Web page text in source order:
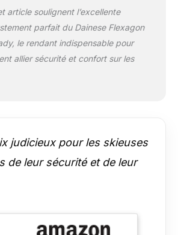
article soulignent l’excellente
parfait du Dainese Flexagon
le rendant indispensable pour
allier sécurité et confort sur les
judicieux pour les skieuses
de leur sécurité et de leur